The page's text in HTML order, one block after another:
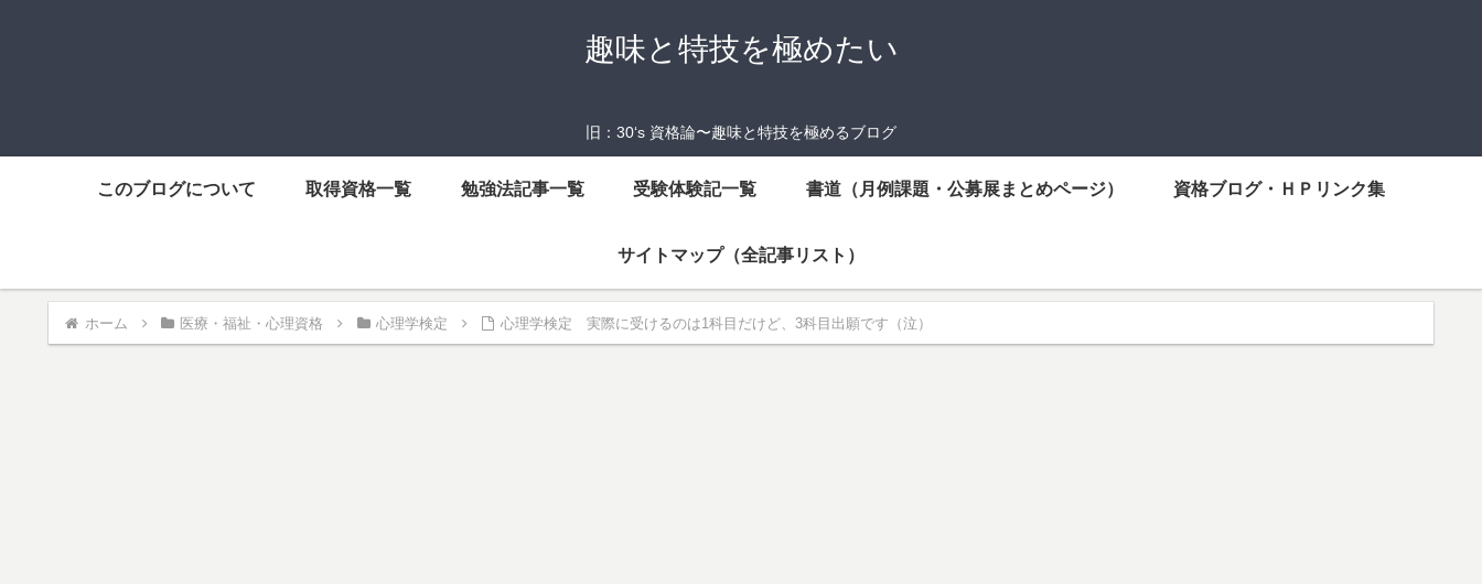
趣味と特技を極めたい
旧：30‘s 資格論〜趣味と特技を極めるブログ
このブログについて 取得資格一覧 勉強法記事一覧 受験体験記一覧 書道（月例課題・公募展まとめページ） 資格ブログ・ＨＰリンク集
サイトマップ（全記事リスト）
ホーム 医療・福祉・心理資格 心理学検定 心理学検定 実際に受けるのは1科目だけど、3科目出願です（泣）